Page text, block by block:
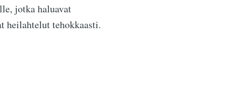
jotka haluavat
heilahtelut tehokkaasti.